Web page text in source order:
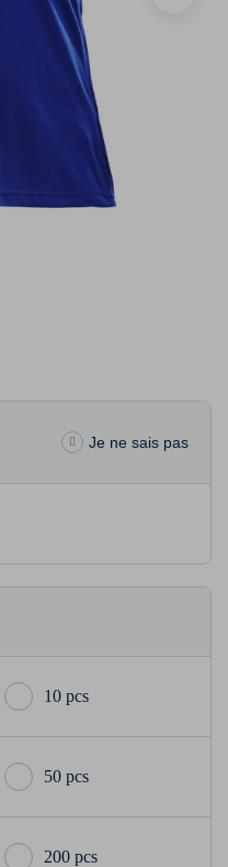
Je ne sais pas
10 pcs
50 pcs
200 pcs